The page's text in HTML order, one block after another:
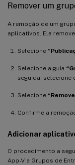
Remover um
A remoção de um
aplicativos. Ela
Selecione
Selecione a guia
seguida, selecione
Selecione
Confirme a
Adicionar
O procedimento a
App-V a Grupos de